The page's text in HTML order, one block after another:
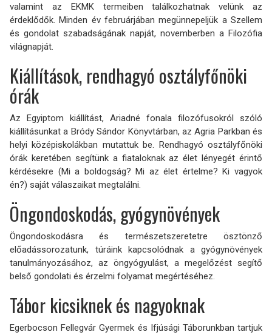
valamint az EKMK termeiben találkozhatnak velünk az
érdeklődők. Minden év februárjában megünnepeljük a Szellem
és gondolat szabadságának napját, novemberben a Filozófia
világnapját.
Kiállítások, rendhagyó osztályfőnöki
órák
Az Egyiptom kiállítást, Ariadné fonala filozófusokról szóló
kiállításunkat a Bródy Sándor Könyvtárban, az Agria Parkban és
helyi középiskolákban mutattuk be. Rendhagyó osztályfőnöki
órák keretében segítünk a fiataloknak az élet lényegét érintő
kérdésekre (Mi a boldogság? Mi az élet értelme? Ki vagyok
én?) saját válaszaikat megtalálni.
Öngondoskodás, gyógynövények
Öngondoskodásra és természetszeretetre ösztönző
előadássorozatunk, túráink kapcsolódnak a gyógynövények
tanulmányozásához, az öngyógyulást, a megelőzést segítő
belső gondolati és érzelmi folyamat megértéséhez.
Tábor kicsiknek és nagyoknak
Egerbocson Fellegvár Gyermek és Ifjúsági Táborunkban tartjuk